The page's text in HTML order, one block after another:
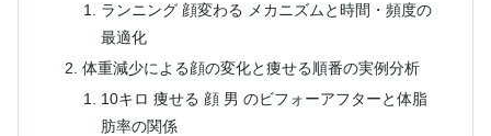
ランニング 顔変わる メカニズムと時間・頻度の
最適化
体重減少による顔の変化と痩せる順番の実例分析
10キロ 痩せる 顔 男 のビフォーアフターと体脂
肪率の関係